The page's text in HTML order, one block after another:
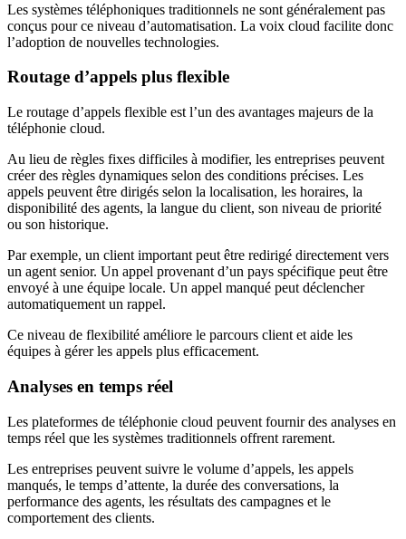
Les systèmes téléphoniques traditionnels ne sont généralement pas
conçus pour ce niveau d’automatisation. La voix cloud facilite donc
l’adoption de nouvelles technologies.
Routage d’appels plus flexible
Le routage d’appels flexible est l’un des avantages majeurs de la
téléphonie cloud.
Au lieu de règles fixes difficiles à modifier, les entreprises peuvent
créer des règles dynamiques selon des conditions précises. Les
appels peuvent être dirigés selon la localisation, les horaires, la
disponibilité des agents, la langue du client, son niveau de priorité
ou son historique.
Par exemple, un client important peut être redirigé directement vers
un agent senior. Un appel provenant d’un pays spécifique peut être
envoyé à une équipe locale. Un appel manqué peut déclencher
automatiquement un rappel.
Ce niveau de flexibilité améliore le parcours client et aide les
équipes à gérer les appels plus efficacement.
Analyses en temps réel
Les plateformes de téléphonie cloud peuvent fournir des analyses en
temps réel que les systèmes traditionnels offrent rarement.
Les entreprises peuvent suivre le volume d’appels, les appels
manqués, le temps d’attente, la durée des conversations, la
performance des agents, les résultats des campagnes et le
comportement des clients.